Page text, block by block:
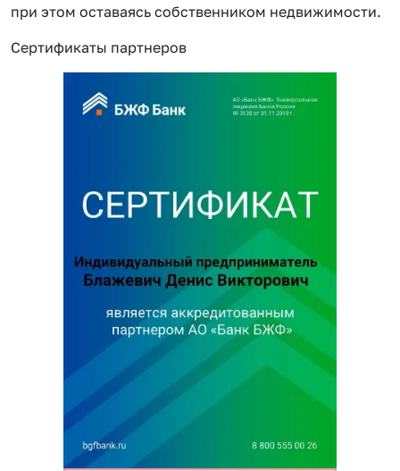
при этом оставаясь собственником недвижимости.
Сертификаты партнеров